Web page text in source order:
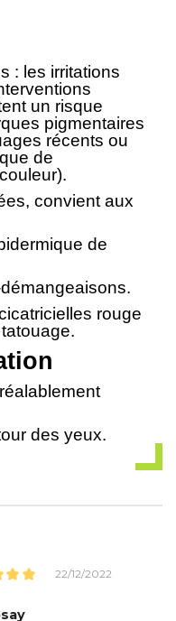
: les irritations
un risque
pigmentaires
récents ou
de
convient aux
de
rouge
des yeux.
22/12/2022